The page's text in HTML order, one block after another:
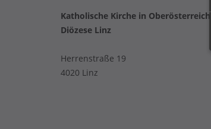
Katholische Kirche in Oberösterreich
Diözese Linz
Herrenstraße 19
4020 Linz